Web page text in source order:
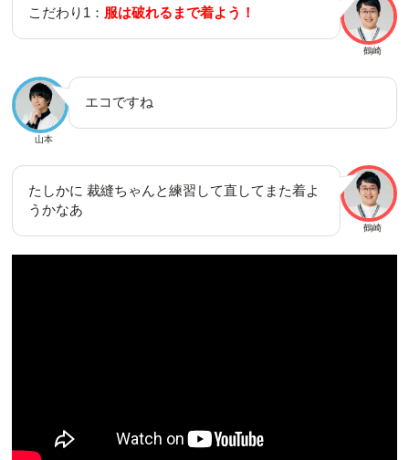
鶴崎
こだわり1： 服は破れるまで着よう！
山本
エコですね
鶴崎
たしかに 裁縫ちゃんと練習して直してまた着よ
うかなあ